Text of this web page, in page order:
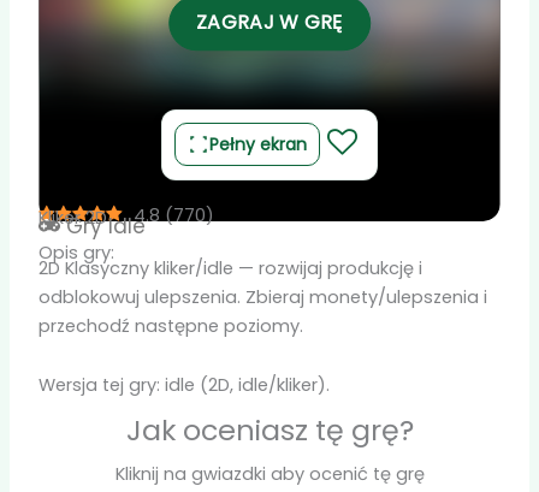
ZAGRAJ W GRĘ
Pełny ekran
4.8 (770)
Kliker 2D
GryIdle
Opis gry:
2D Klasyczny kliker/idle — rozwijaj produkcję i
odblokowuj ulepszenia. Zbieraj monety/ulepszenia i
przechodź następne poziomy.
Wersja tej gry: idle (2D, idle/kliker).
Jak oceniasz tę grę?
Kliknij na gwiazdki aby ocenić tę grę